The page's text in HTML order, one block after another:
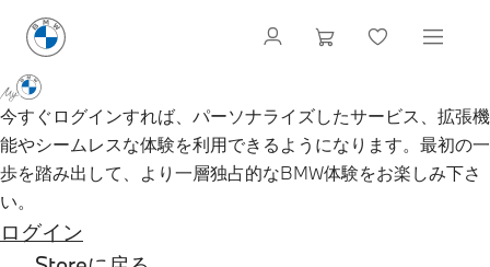
今すぐログインすれば、パーソナライズしたサービス、拡張機
能やシームレスな体験を利用できるようになります。最初の一
歩を踏み出して、より一層独占的なBMW体験をお楽しみ下さ
い。
ログイン